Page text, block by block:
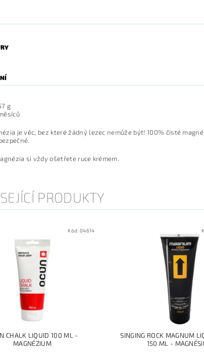
g
je věc, bez které žádný lezec nemůže být! 100% čisté
si vždy ošetřete ruce krémem.
PRODUKTY
Kód: 04614
CHALK LIQUID 100 ML -
MAGNÉZIUM
SINGING ROCK MAGNUM
150 ML -